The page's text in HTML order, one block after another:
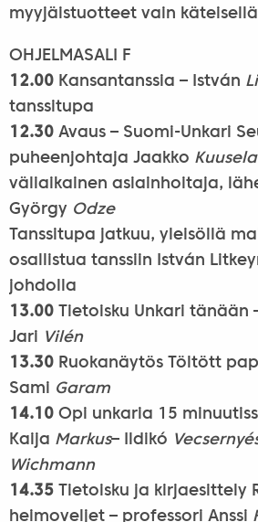
myyjäistuotteet vain
OHJELMASALI F
12.00Kansantanssia – István
tanssitupa
12.30Avaus – Suomi-Unkari
puheenjohtaja Jaakko Kuusela
väliaikainen asiainhoitaja,
György Odze
Tanssitupa jatkuu, yleisöllä
osallistua tanssiin István
johdolla
13.00Tietoisku Unkari tänään
Jari
Vilén
13.30Ruokanäytös Töltött
Sami Garam
14.10Opi unkaria 15
Kaija Markus– Ildikó
Wichmann
14.35Tietoisku ja kirjaesittely
heimoveljet – professori Anssi